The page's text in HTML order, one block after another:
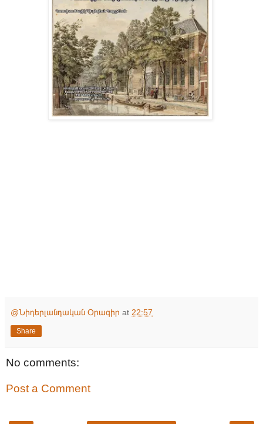
@Նիդերլանդական Օրագիր at 22:57
Share
No comments:
Post a Comment